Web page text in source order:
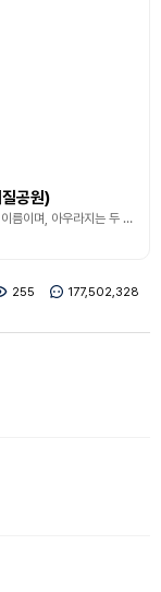
공원)
베개용암은 그 모양이 마치 둥근 베개 모양 같다고 하여 붙여진 이름이며, 아우라지는 두 갈래 이상의 물길이 한데 모이는 어귀를 뜻한다. 아우라지 베개용암은 고온의 용암이 흐르다가 찬물(영평천)을 만나 급속하게 식으면서 굳어진 암석이다. 베개용암은 육지에서 발견되는 경우가 드물며, 대부분 물이 풍부한 바닷속에서 형성된다.
255 177,502,328